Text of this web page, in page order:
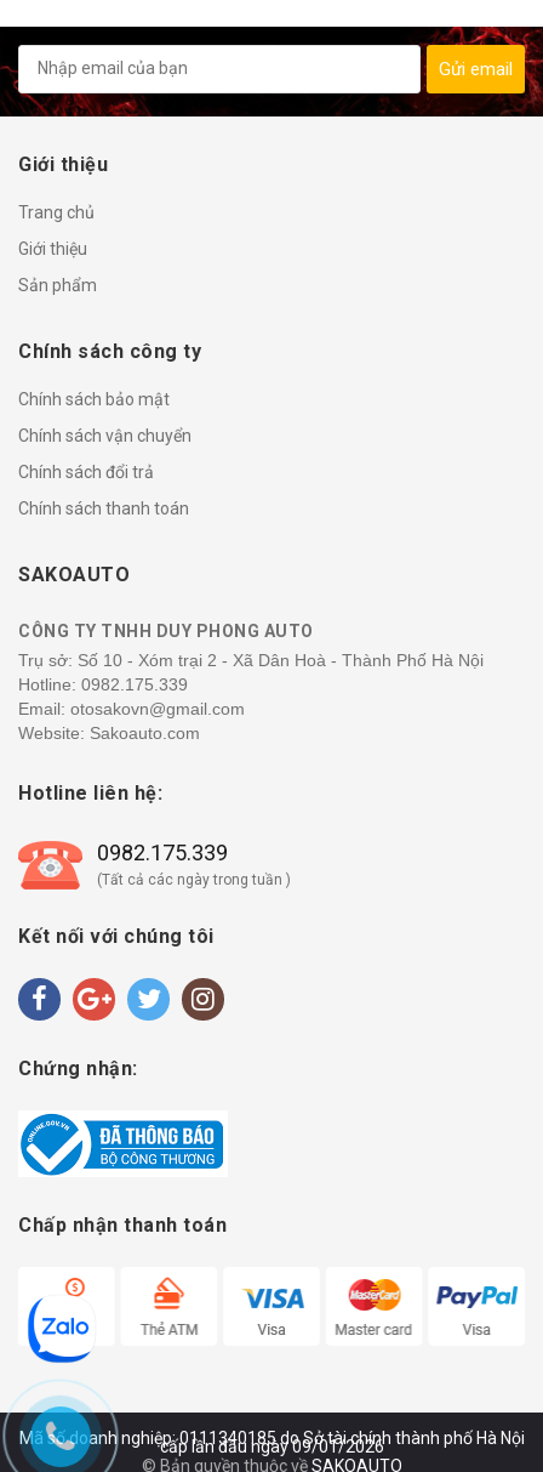
Gửi email
Giới thiệu
Trang chủ
Giới thiệu
Sản phẩm
Chính sách công ty
Chính sách bảo mật
Chính sách vận chuyển
Chính sách đổi trả
Chính sách thanh toán
SAKOAUTO
CÔNG TY TNHH DUY PHONG AUTO
Trụ sở: Số 10 - Xóm trại 2 - Xã Dân Hoà - Thành Phố Hà Nội
Hotline: 0982.175.339
Email: otosakovn@gmail.com
Website: Sakoauto.com
Hotline liên hệ:
0982.175.339
(Tất cả các ngày trong tuần )
Kết nối với chúng tôi
Chứng nhận:
Chấp nhận thanh toán
Mã số doanh nghiệp: 0111340185 do Sở tài chính thành phố Hà Nội
cấp lần đầu ngày 09/01/2026
© Bản quyền thuộc vềSAKOAUTO